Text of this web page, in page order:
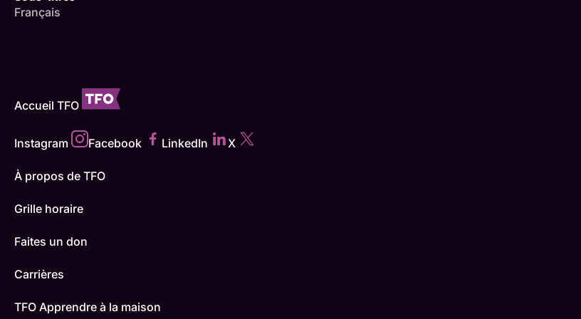
Français
Accueil TFO
Instagram Facebook LinkedIn X
À propos de TFO
Grille horaire
Faites un don
Carrières
TFO Apprendre à la maison